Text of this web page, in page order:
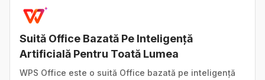
Suită Office Bazată Pe Inteligență
Artificială Pentru Toată Lumea
WPS Office este o suită Office bazată pe inteligență